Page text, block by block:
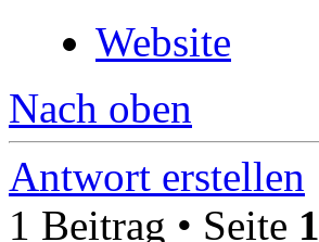
Website
Nach oben
Antwort erstellen
1 Beitrag • Seite 1